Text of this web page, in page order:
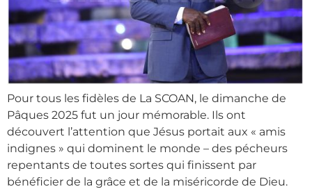
Pour tous les fidèles de La SCOAN, le dimanche de
Pâques 2025 fut un jour mémorable. Ils ont
découvert l’attention que Jésus portait aux « amis
indignes » qui dominent le monde – des pécheurs
repentants de toutes sortes qui finissent par
bénéficier de la grâce et de la miséricorde de Dieu.